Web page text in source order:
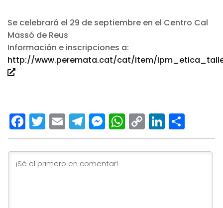
Se celebrará el 29 de septiembre en el Centro Cal
Massó de Reus
Información e inscripciones a:
http://www.peremata.cat/cat/item/
Facebook
Twitter
EmailTelegram
Messenger
WhatsApp
Copy
Link